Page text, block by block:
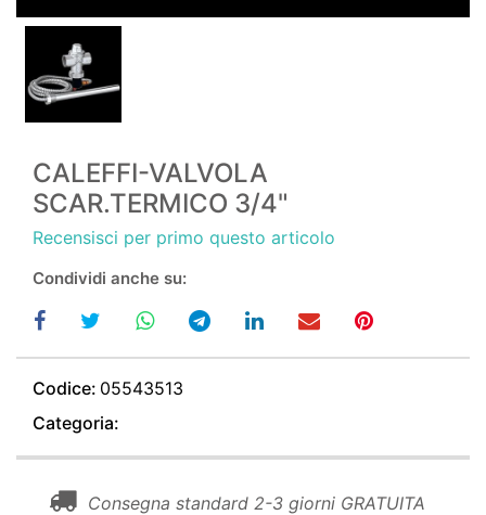
CALEFFI-VALVOLA
SCAR.TERMICO 3/4"
Recensisci per primo questo articolo
Condividi anche su:
Codice: 05543513
Categoria:
Consegna standard 2-3 giorni GRATUITA